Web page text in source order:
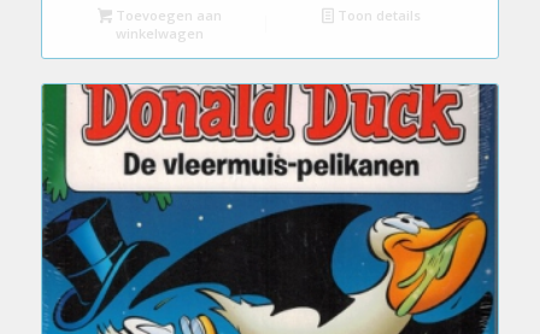
Toevoegen aan
winkelwagen
Toon details